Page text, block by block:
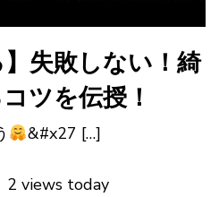
】失敗しない！綺
ツを伝授！
&#x27 […]
views today